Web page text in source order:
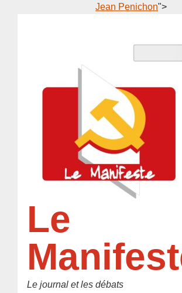
Jean Penichon">
Le
Le journal et les débats